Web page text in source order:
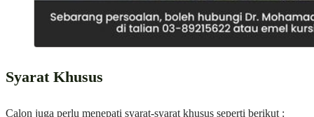
Syarat Khusus
Calon juga perlu menepati syarat-syarat khusus seperti berikut :